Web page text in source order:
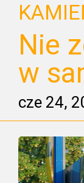
Nie
w
cze 24,